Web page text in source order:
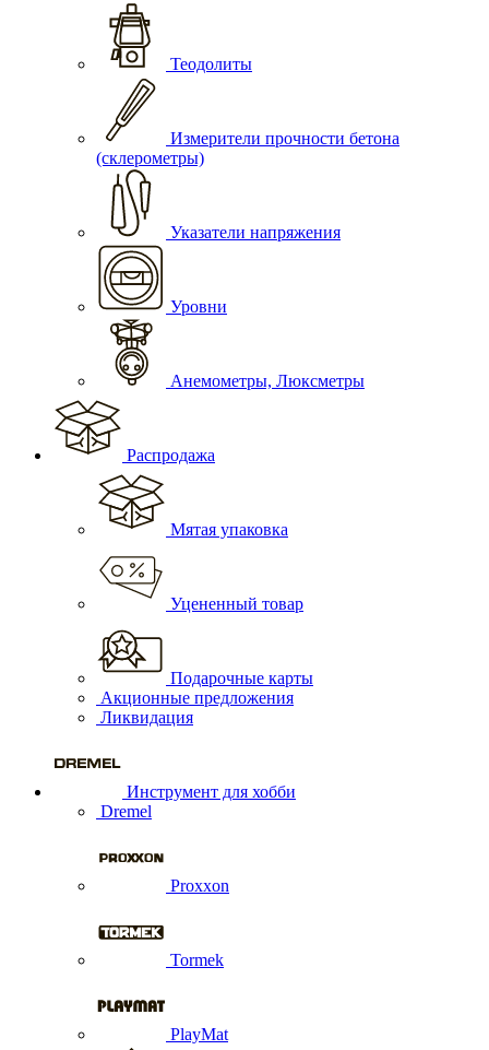
Теодолиты
Измерители прочности бетона
(склерометры)
Указатели напряжения
Уровни
Анемометры, Люксметры
Распродажа
Мятая упаковка
Уцененный товар
Подарочные карты
Акционные предложения
Ликвидация
Инструмент для хобби
Dremel
Proxxon
Tormek
PlayMat